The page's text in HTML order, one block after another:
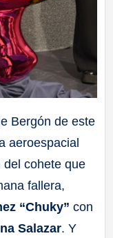
Bergón de este
aeroespacial
del cohete que
fallera,
“Chuky”con
Salazar. Y